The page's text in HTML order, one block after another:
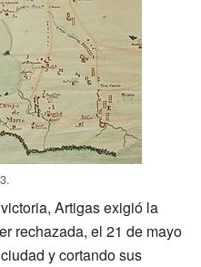
Artigas exigió la
rechazada, el 21 de mayo
y cortando sus